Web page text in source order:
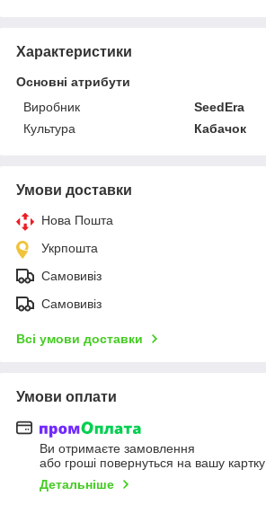
Характеристики
Основні атрибути
Виробник
SeedEra
Культура
Кабачок
Умови доставки
Нова Пошта
Укрпошта
Самовивіз
Самовивіз
Всі умови доставки
Умови оплати
Ви отримаєте замовлення
або гроші повернуться на вашу картку
Детальніше